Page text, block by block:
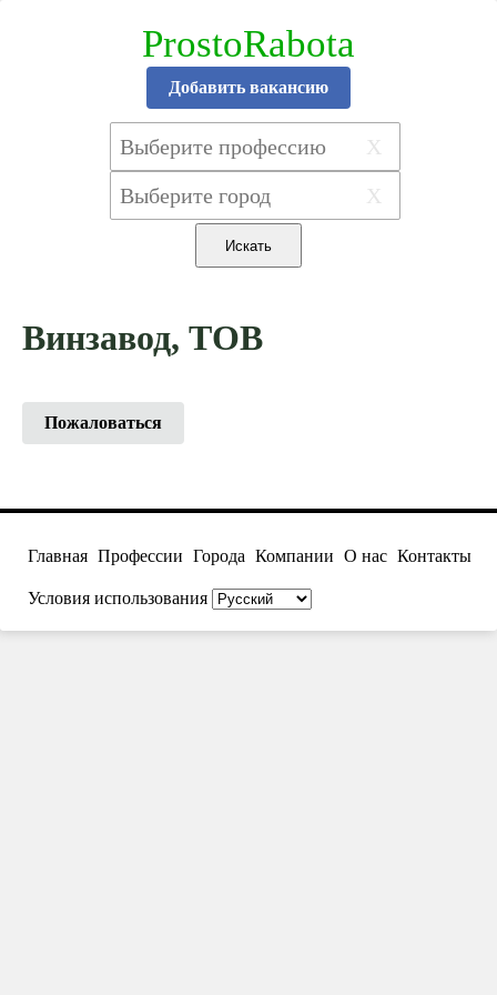
ProstoRabota
Добавить вакансию
X
X
Винзавод, ТОВ
Пожаловаться
Главная Профессии Города Компании О нас Контакты
Условия использования